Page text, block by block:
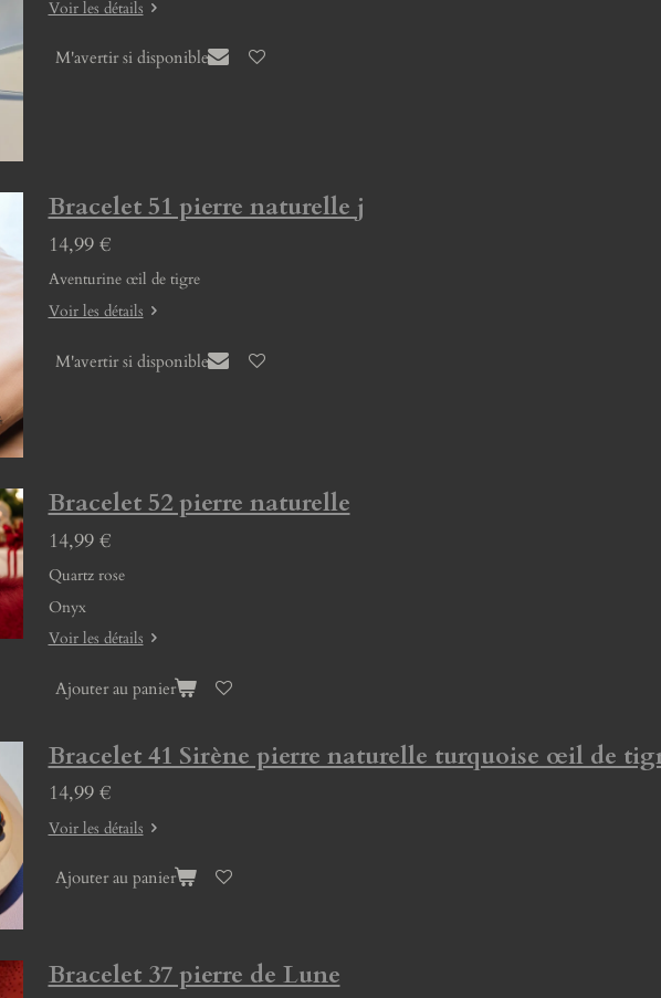
Voir les détails
M'avertir si disponible
Bracelet 51 pierre naturelle j
14,99 €
Aventurine œil de tigre
Voir les détails
M'avertir si disponible
Bracelet 52 pierre naturelle
14,99 €
Quartz rose
Onyx
Voir les détails
Ajouter au panier
Bracelet 41 Sirène pierre naturelle turquoise œil de
14,99 €
Voir les détails
Ajouter au panier
Bracelet 37 pierre de Lune